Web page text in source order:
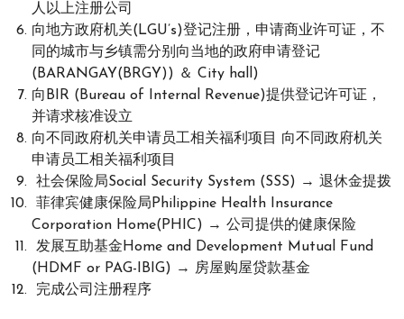
人以上注册公司
向地方政府机关(LGU’s)登记注册，申请商业许可证，不
同的城市与乡镇需分别向当地的政府申请登记
(BARANGAY(BRGY)) ＆ City hall)
向BIR (Bureau of Internal Revenue)提供登记许可证，
并请求核准设立
向不同政府机关申请员工相关福利项目 向不同政府机关
申请员工相关福利项目
社会保险局Social Security System (SSS) → 退休金提拨
菲律宾健康保险局Philippine Health Insurance
Corporation Home(PHIC) → 公司提供的健康保险
发展互助基金Home and Development Mutual Fund
(HDMF or PAG-IBIG) → 房屋购屋贷款基金
完成公司注册程序